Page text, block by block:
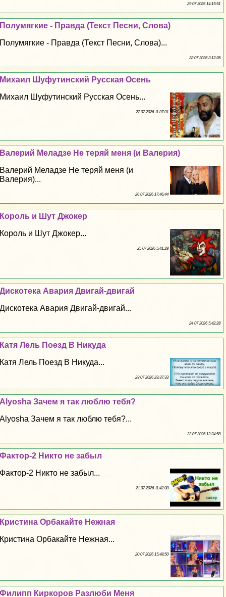
29 07 2026 14:19:51
Полумягкие - Правда (Текст Песни, Слова)
Полумягкие - Правда (Текст Песни, Слова)...
28 07 2026 3:12:26
Михаил Шуфутинский Русская Осень
Михаил Шуфутинский Русская Осень...
27 07 2026 11:37:31
Валерий Меладзе Не теряй меня (и Валерия)
Валерий Меладзе Не теряй меня (и
Валерия)...
26 07 2026 17:46:44
Король и Шут Джокер
Король и Шут Джокер...
25 07 2026 5:41:28
Дискотека Авария Двигай-двигай
Дискотека Авария Двигай-двигай...
24 07 2026 5:42:28
Катя Лель Поезд В Никуда
Катя Лель Поезд В Никуда...
23 07 2026 23:37:33
Alyosha Зачем я так люблю тебя?
Alyosha Зачем я так люблю тебя?...
22 07 2026 12:24:58
Фактор-2 Никто не забыл
Фактор-2 Никто не забыл...
21 07 2026 11:42:30
Кристина Орбакайте Нежная
Кристина Орбакайте Нежная...
20 07 2026 15:48:50
Филипп Киркоров Разлюби Меня